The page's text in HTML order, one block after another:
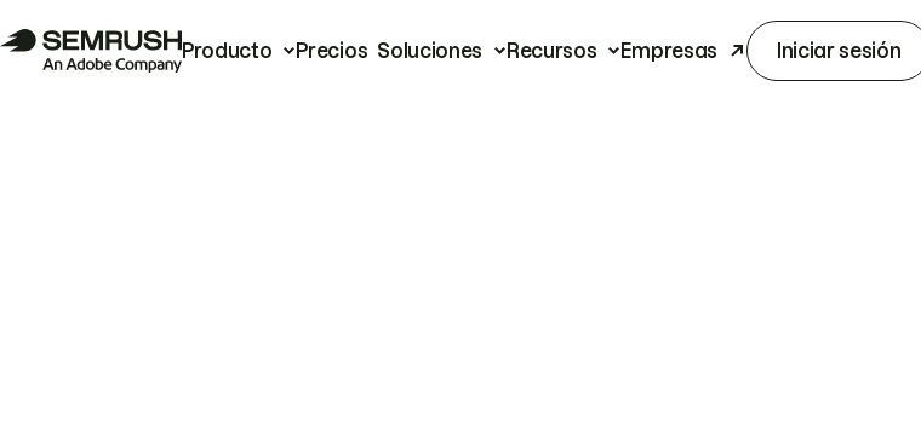
Producto Precios Soluciones Recursos Empresas Iniciar sesión